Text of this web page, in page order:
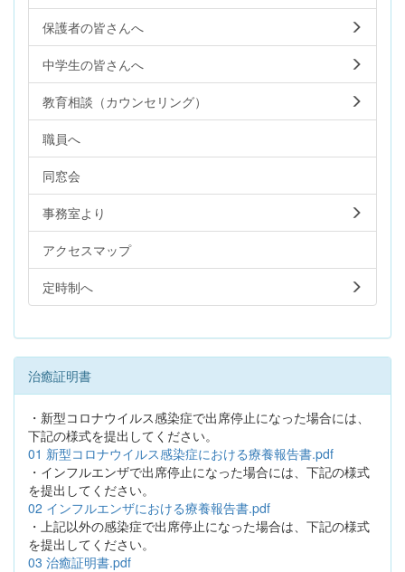
保護者の皆さんへ
中学生の皆さんへ
教育相談（カウンセリング）
職員へ
同窓会
事務室より
アクセスマップ
定時制へ
治癒証明書
・新型コロナウイルス感染症で出席停止になった場合には、
下記の様式を提出してください。
01 新型コロナウイルス感染症における療養報告書.pdf
・インフルエンザで出席停止になった場合には、下記の様式
を提出してください。
02 インフルエンザにおける療養報告書.pdf
・上記以外の感染症で出席停止になった場合は、下記の様式
を提出してください。
03 治癒証明書.pdf